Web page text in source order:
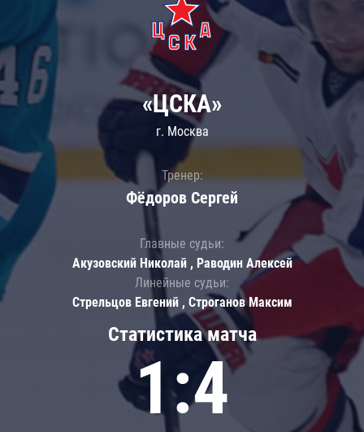
Статистика матча
1:4
«ЦСКА»
г. Москва
Тренер:
Фёдоров Сергей
Главные судьи:
Акузовский Николай , Раводин Алексей
Линейные судьи:
Стрельцов Евгений , Строганов Максим